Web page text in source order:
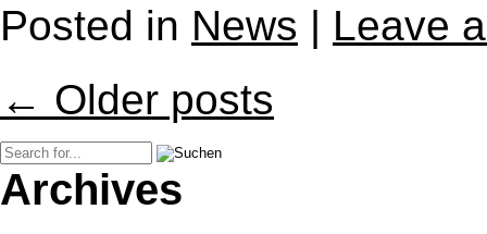
Posted in News | Leave
← Older posts
Archives